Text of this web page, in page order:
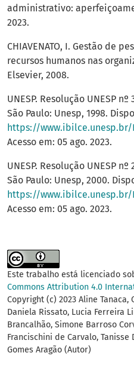
administrativo:
2023.
CHIAVENATO, I. Gestão de
recursos humanos nas
Elsevier, 2008.
UNESP. Resolução UNESP
São Paulo: Unesp, 1998.
https://www.ibilce.unesp.br/Home/
Acesso em: 05 ago. 2023.
UNESP. Resolução UNESP
São Paulo: Unesp, 2000.
https://www.ibilce.unesp.br/Home/
Acesso em: 05 ago. 2023.
Este trabalho está licenciado
Commons Attribution 4.0
Copyright (c) 2023 Aline
Daniela Rissato, Lucia Ferreira
Brancalhão, Simone Barroso
Francischini de Carvalo, Tanisse
Gomes Aragão (Autor)